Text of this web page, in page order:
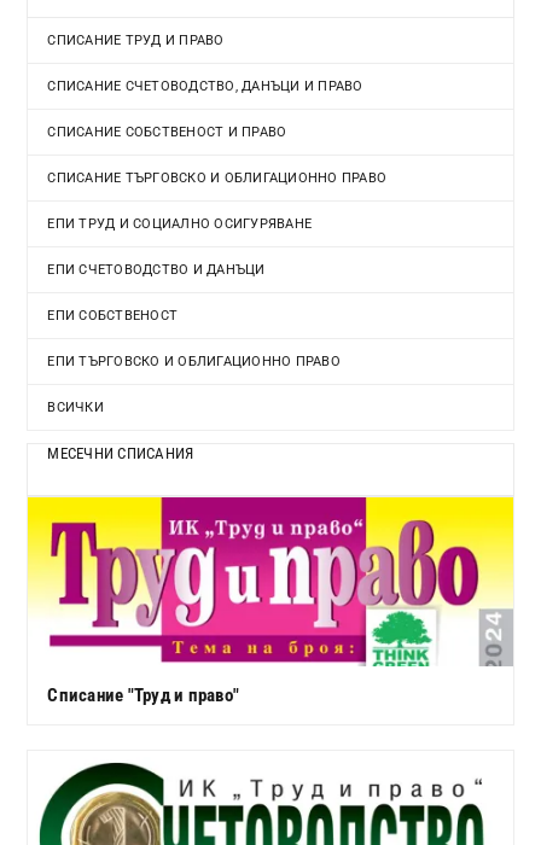
СПИСАНИЕ ТРУД И ПРАВО
СПИСАНИЕ СЧЕТОВОДСТВО, ДАНЪЦИ И ПРАВО
СПИСАНИЕ СОБСТВЕНОСТ И ПРАВО
СПИСАНИЕ ТЪРГОВСКО И ОБЛИГАЦИОННО ПРАВО
ЕПИ ТРУД И СОЦИАЛНО ОСИГУРЯВАНЕ
ЕПИ СЧЕТОВОДСТВО И ДАНЪЦИ
ЕПИ СОБСТВЕНОСТ
ЕПИ ТЪРГОВСКО И ОБЛИГАЦИОННО ПРАВО
ВСИЧКИ
МЕСЕЧНИ СПИСАНИЯ
Списание "Труд и право"